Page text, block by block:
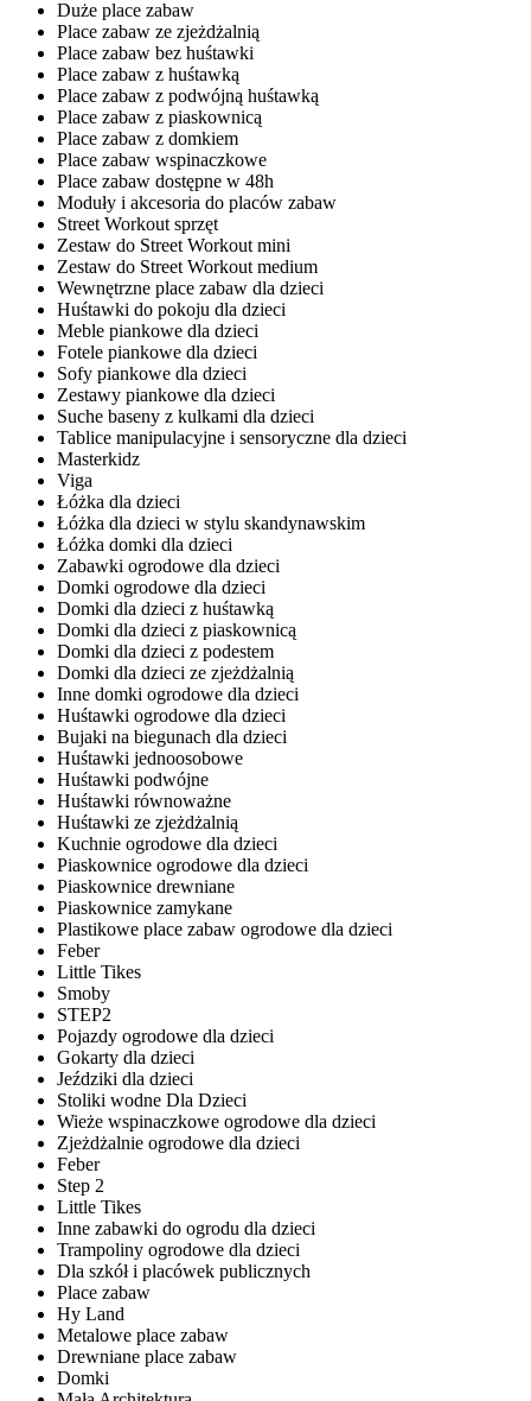
Duże place zabaw
Place zabaw ze zjeżdżalnią
Place zabaw bez huśtawki
Place zabaw z huśtawką
Place zabaw z podwójną huśtawką
Place zabaw z piaskownicą
Place zabaw z domkiem
Place zabaw wspinaczkowe
Place zabaw dostępne w 48h
Moduły i akcesoria do placów zabaw
Street Workout sprzęt
Zestaw do Street Workout mini
Zestaw do Street Workout medium
Wewnętrzne place zabaw dla dzieci
Huśtawki do pokoju dla dzieci
Meble piankowe dla dzieci
Fotele piankowe dla dzieci
Sofy piankowe dla dzieci
Zestawy piankowe dla dzieci
Suche baseny z kulkami dla dzieci
Tablice manipulacyjne i sensoryczne dla dzieci
Masterkidz
Viga
Łóżka dla dzieci
Łóżka dla dzieci w stylu skandynawskim
Łóżka domki dla dzieci
Zabawki ogrodowe dla dzieci
Domki ogrodowe dla dzieci
Domki dla dzieci z huśtawką
Domki dla dzieci z piaskownicą
Domki dla dzieci z podestem
Domki dla dzieci ze zjeżdżalnią
Inne domki ogrodowe dla dzieci
Huśtawki ogrodowe dla dzieci
Bujaki na biegunach dla dzieci
Huśtawki jednoosobowe
Huśtawki podwójne
Huśtawki równoważne
Huśtawki ze zjeżdżalnią
Kuchnie ogrodowe dla dzieci
Piaskownice ogrodowe dla dzieci
Piaskownice drewniane
Piaskownice zamykane
Plastikowe place zabaw ogrodowe dla dzieci
Feber
Little Tikes
Smoby
STEP2
Pojazdy ogrodowe dla dzieci
Gokarty dla dzieci
Jeździki dla dzieci
Stoliki wodne Dla Dzieci
Wieże wspinaczkowe ogrodowe dla dzieci
Zjeżdżalnie ogrodowe dla dzieci
Feber
Step 2
Little Tikes
Inne zabawki do ogrodu dla dzieci
Trampoliny ogrodowe dla dzieci
Dla szkół i placówek publicznych
Place zabaw
Hy Land
Metalowe place zabaw
Drewniane place zabaw
Domki